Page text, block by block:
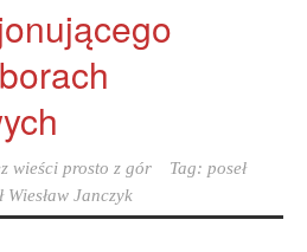
wieści prosto z gór Tag: poseł
Wiesław Janczyk